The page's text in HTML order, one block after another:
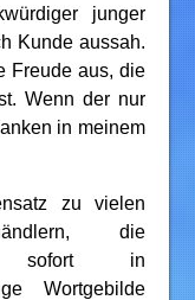
junger
Kunde aussah.
Freude aus, die
Wenn der nur
in meinem
zu vielen
die
sofort in
Wortgebilde